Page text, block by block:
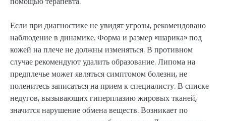
Если при диагностике не увидят угрозы, рекомендовано
наблюдение в динамике. Форма и размер «шарика» под
кожей на плече не должны изменяться. В противном
случае рекомендуют удалить образование. Липома на
предплечье может являться симптомом болезни, не
поленитесь записаться на прием к специалисту. В списке
недугов, вызывающих гиперплазию жировых тканей,
значится нарушение обмена веществ. Возникает по